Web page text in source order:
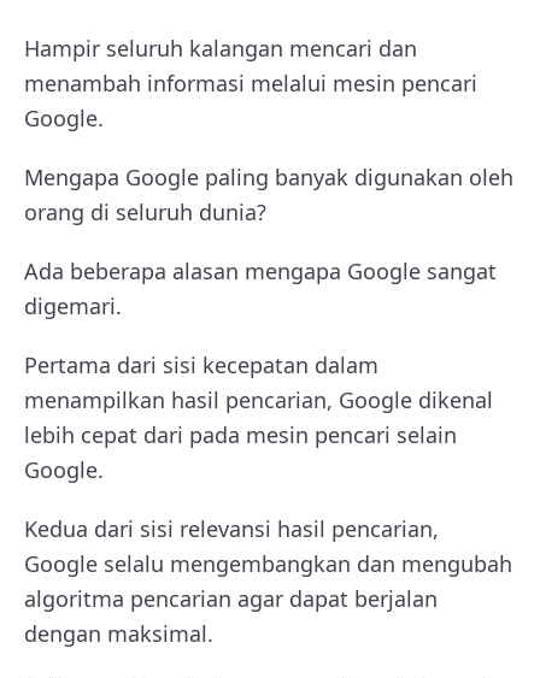
Hampir seluruh kalangan mencari dan
menambah informasi melalui mesin pencari
Google.
Mengapa Google paling banyak digunakan oleh
orang di seluruh dunia?
Ada beberapa alasan mengapa Google sangat
digemari.
Pertama dari sisi kecepatan dalam
menampilkan hasil pencarian, Google dikenal
lebih cepat dari pada mesin pencari selain
Google.
Kedua dari sisi relevansi hasil pencarian,
Google selalu mengembangkan dan mengubah
algoritma pencarian agar dapat berjalan
dengan maksimal.